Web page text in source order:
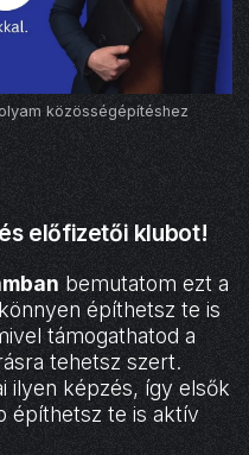
közösségépítéshez
előfizetői klubot!
bemutatom ezt a
építhetsz te is
támogathatod a
tehetsz szert.
ilyen képzés, így elsők
építhetsz te is aktív